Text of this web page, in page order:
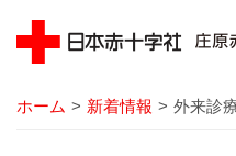
病院
ホーム > 新着情報 > 外来診